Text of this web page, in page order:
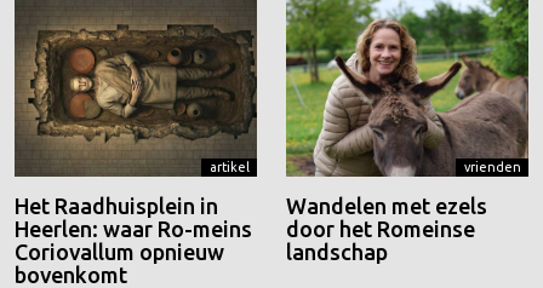
artikel
Het Raadhuisplein in
Heerlen: waar Ro-meins
Coriovallum opnieuw
bovenkomt
vrienden
Wandelen met ezels
door het Romeinse
landschap